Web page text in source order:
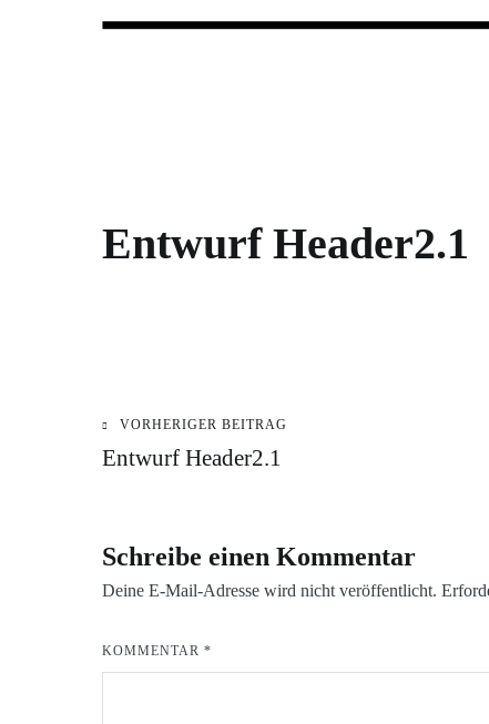
Entwurf Header2.1
Beitragsnavigation
VORHERIGER BEITRAG
Entwurf Header2.1
Schreibe einen Kommentar
Deine E-Mail-Adresse wird nicht veröffentlicht.
KOMMENTAR *